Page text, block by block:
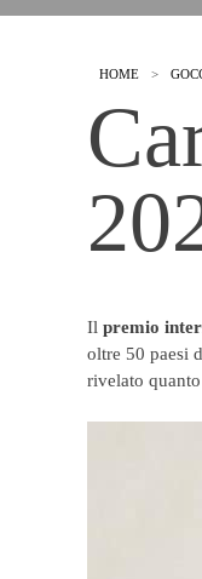
HOME >
Il premio
oltre 50 paesi
rivelato